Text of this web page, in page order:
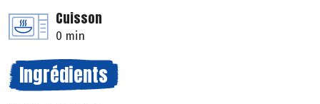
Cuisson
0 min
Ingrédients